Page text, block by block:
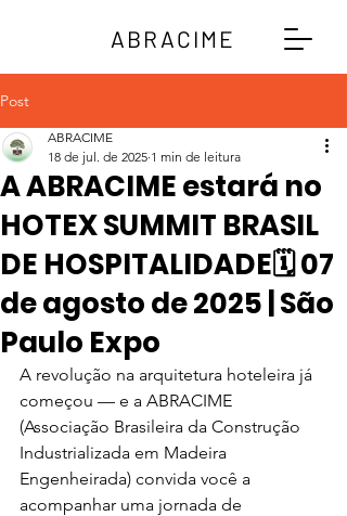
ABRACIME
Post
A ABRACIME estará no
HOTEX SUMMIT BRASIL
DE HOSPITALIDADE🗓️ 07
de agosto de 2025 | São
Paulo Expo
ABRACIME
18 de jul. de 2025 1 min de leitura
A revolução na arquitetura hoteleira já
começou — e a ABRACIME
(Associação Brasileira da Construção
Industrializada em Madeira
Engenheirada) convida você a
acompanhar uma jornada de